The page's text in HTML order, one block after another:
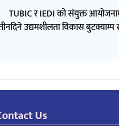
TUBIC र IEDI को संयुक्त
उद्यमशीलता विकास बुटक्याम्प
Us